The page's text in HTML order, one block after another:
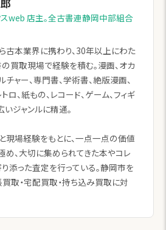
スweb 店主。全古書連静岡中部組合
古本業界に携わり、30年以上にわた
の買取現場で経験を積む。漫画、オカ
チャー、専門書、学術書、絶版漫画、
ロ、紙もの、レコード、ゲーム、フィギ
ジャンルに精通。
現場経験をもとに、一点一点の価値
め、大切に集められてきた本やコレ
添った査定を行っている。静岡市を
買取・宅配買取・持ち込み買取に対